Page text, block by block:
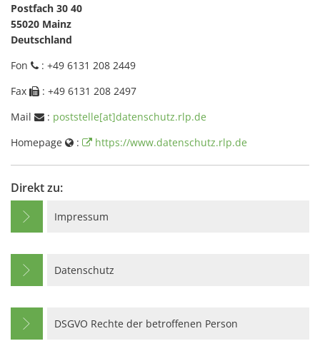
Postfach 30 40
55020 Mainz
Deutschland
Fon
: +49 6131 208 2449
Fax
: +49 6131 208 2497
Mail
: poststelle[at]datenschutz.rlp.de
Homepage
: https://www.datenschutz.rlp.de
Direkt zu:
Impressum
Datenschutz
DSGVO Rechte der betroffenen Person